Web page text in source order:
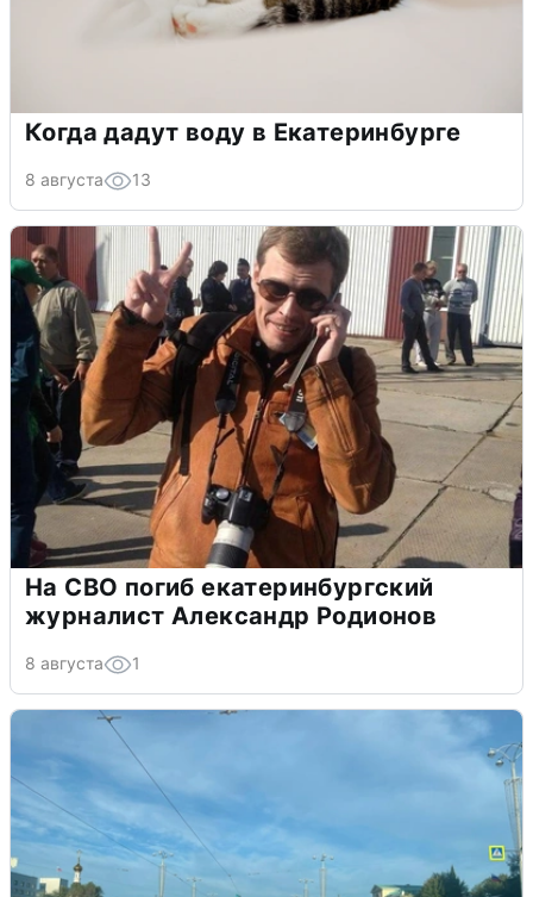
Когда дадут воду в Екатеринбурге
8 августа 13
На СВО погиб екатеринбургский
журналист Александр Родионов
8 августа 1